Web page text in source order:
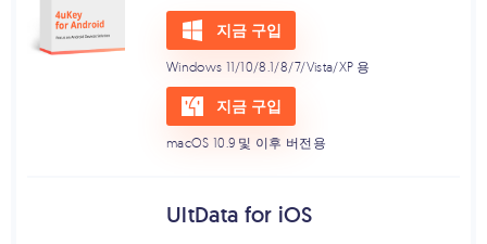
지금 구입
Windows 11/10/8.1/8/7/Vista/XP 용
지금 구입
macOS 10.9 및 이후 버전용
UltData for iOS